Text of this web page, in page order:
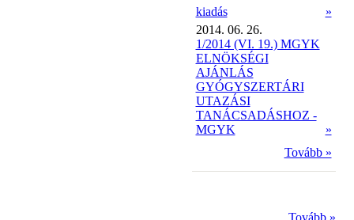
kiadás
»
2014. 06. 26.
1/2014 (VI. 19.) MGYK
ELNÖKSÉGI
AJÁNLÁS
GYÓGYSZERTÁRI
UTAZÁSI
TANÁCSADÁSHOZ -
MGYK
»
Tovább »
Tovább »